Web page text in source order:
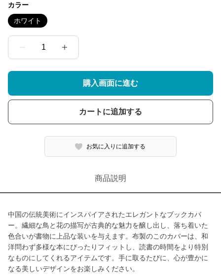
カラー
ホワイト
1
購入画面に進む
カートに追加する
お気に入りに追加する
商品説明
中国の伝統美術にインスパイアされたエレガントなブックカバ
ー。繊細な鳥と花の描写が古典的な魅力を醸し出し、落ち着いた
色合いが書物に上品な装いを与えます。布製のこのカバーは、和
洋問わず多様な本にぴったりフィットし、読書の時間をより特別
なものにしてくれるアイテムです。手に取るたびに、心が豊かに
なる美しいデザインをお楽しみください。